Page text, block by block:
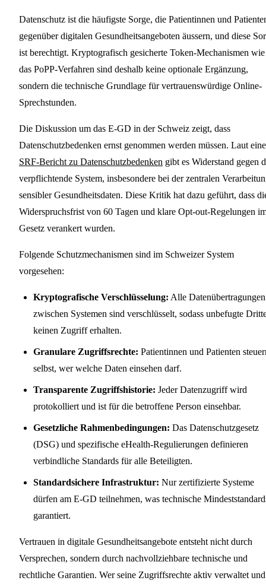
Datenschutz ist die häufigste Sorge, die Patientinnen und
gegenüber digitalen Gesundheitsangeboten äussern, und diese
ist berechtigt. Kryptografisch gesicherte Token-Mechanismen wie
das PoPP-Verfahren sind deshalb keine optionale Ergänzung,
sondern die technische Grundlage für vertrauenswürdige Online-
Sprechstunden.
Die Diskussion um das E-GD in der Schweiz zeigt, dass
Datenschutzbedenken ernst genommen werden müssen. Laut
SRF-Bericht zu Datenschutzbedenken gibt es Widerstand gegen
verpflichtende System, insbesondere bei der zentralen
sensibler Gesundheitsdaten. Diese Kritik hat dazu geführt, dass
Widerspruchsfrist von 60 Tagen und klare Opt-out-Regelungen
Gesetz verankert wurden.
Folgende Schutzmechanismen sind im Schweizer System
vorgesehen:
Kryptografische Verschlüsselung: Alle Datenübertragungen
zwischen Systemen sind verschlüsselt, sodass unbefugte
keinen Zugriff erhalten.
Granulare Zugriffsrechte: Patientinnen und Patienten
selbst, wer welche Daten einsehen darf.
Transparente Zugriffshistorie: Jeder Datenzugriff wird
protokolliert und ist für die betroffene Person einsehbar.
Gesetzliche Rahmenbedingungen: Das Datenschutzgesetz
(DSG) und spezifische eHealth-Regulierungen definieren
verbindliche Standards für alle Beteiligten.
Standardsichere Infrastruktur: Nur zertifizierte Systeme
dürfen am E-GD teilnehmen, was technische
garantiert.
Vertrauen in digitale Gesundheitsangebote entsteht nicht durch
Versprechen, sondern durch nachvollziehbare technische und
rechtliche Garantien. Wer seine Zugriffsrechte aktiv verwaltet und